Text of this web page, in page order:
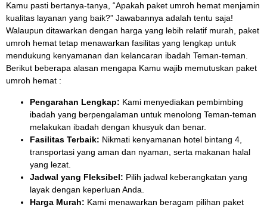
Kamu pasti bertanya-tanya, “Apakah paket umroh hemat menjamin
kualitas layanan yang baik?” Jawabannya adalah tentu saja!
Walaupun ditawarkan dengan harga yang lebih relatif murah, paket
umroh hemat tetap menawarkan fasilitas yang lengkap untuk
mendukung kenyamanan dan kelancaran ibadah Teman-teman.
Berikut beberapa alasan mengapa Kamu wajib memutuskan paket
umroh hemat :
Pengarahan Lengkap: Kami menyediakan pembimbing
ibadah yang berpengalaman untuk menolong Teman-teman
melakukan ibadah dengan khusyuk dan benar.
Fasilitas Terbaik: Nikmati kenyamanan hotel bintang 4,
transportasi yang aman dan nyaman, serta makanan halal
yang lezat.
Jadwal yang Fleksibel: Pilih jadwal keberangkatan yang
layak dengan keperluan Anda.
Harga Murah: Kami menawarkan beragam pilihan paket